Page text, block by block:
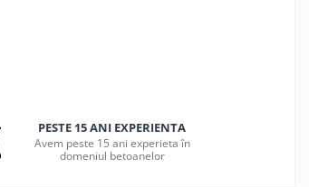
PESTE 15 ANI EXPERIENTA
Avem peste 15 ani experieta în
domeniul betoanelor